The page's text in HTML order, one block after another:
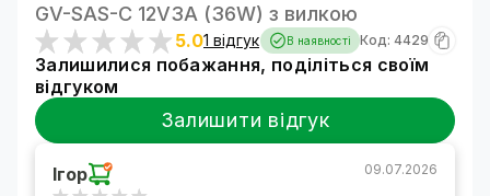
GV-SAS-C 12V3A (36W) з вилкою
5.01 відгук В наявності Код: 4429
Залишилися побажання, поділіться своїм
відгуком
Залишити відгук
Ігор 09.07.2026